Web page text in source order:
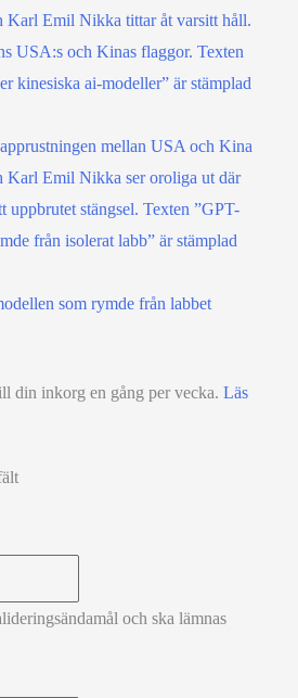
mellan USA och Kina
som rymde från labbet
din inkorg en gång per vecka. Läs
och ska lämnas